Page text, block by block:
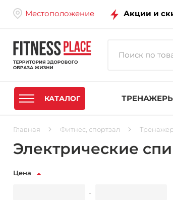
Местоположение Акции и
КАТАЛОГ
Главная Фитнес, спортзал
Электрические
Цена
-